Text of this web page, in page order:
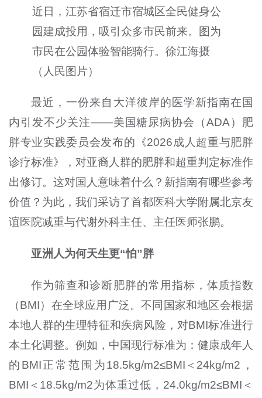
近日，江苏省宿迁市宿城区全民健身公
园建成投用，吸引众多市民前来。图为
市民在公园体验智能骑行。徐江海摄
（人民图片）
最近，一份来自大洋彼岸的医学新指南在国
内引发不少关注——美国糖尿病协会（ADA）肥
胖专业实践委员会发布的《2026成人超重与肥胖
诊疗标准》，对亚裔人群的肥胖和超重判定标准作
出修订。这对国人意味着什么？新指南有哪些参考
价值？为此，我们采访了首都医科大学附属北京友
谊医院减重与代谢外科主任、主任医师张鹏。
亚洲人为何天生更“怕”胖
作为筛查和诊断肥胖的常用指标，体质指数
（BMI）在全球应用广泛。不同国家和地区会根据
本地人群的生理特征和疾病风险，对BMI标准进行
本土化调整。例如，中国现行标准为：健康成年人
的BMI正常范围为18.5kg/m2≤BMI＜24kg/m2，
BMI＜18.5kg/m2为体重过低，24.0kg/m2≤BMI＜